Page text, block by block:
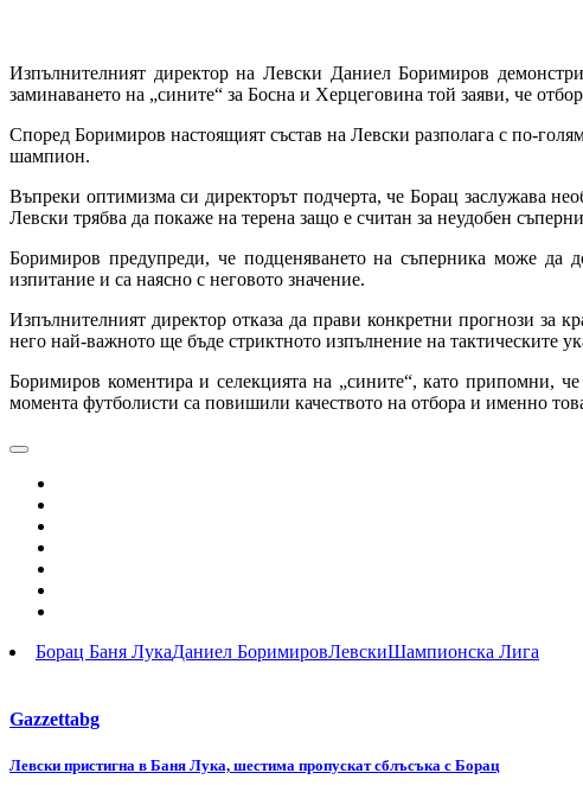
Изпълнителният директор на Левски Даниел Боримиров
заминаването на „сините“ за Босна и Херцеговина той заяви, че
Според Боримиров настоящият състав на Левски разполага с по-
шампион.
Въпреки оптимизма си директорът подчерта, че Борац заслужава
Левски трябва да покаже на терена защо е считан за неудобен
Боримиров предупреди, че подценяването на съперника може да
изпитание и са наясно с неговото значение.
Изпълнителният директор отказа да прави конкретни прогнози за
него най-важното ще бъде стриктното изпълнение на тактическите
Боримиров коментира и селекцията на „сините“, като припомни,
момента футболисти са повишили качеството на отбора и именно
Борац Баня ЛукаДаниел БоримировЛевскиШампионска Лига
Gazzettabg
Навигация
Левски пристигна в Баня Лука, шестима пропускат сблъсъка с Борац